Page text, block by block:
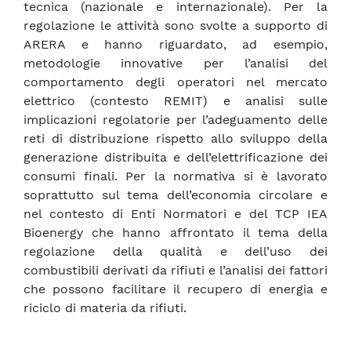
tecnica (nazionale e internazionale). Per la
regolazione le attività sono svolte a supporto di
ARERA e hanno riguardato, ad esempio,
metodologie innovative per l’analisi del
comportamento degli operatori nel mercato
elettrico (contesto REMIT) e analisi sulle
implicazioni regolatorie per l’adeguamento delle
reti di distribuzione rispetto allo sviluppo della
generazione distribuita e dell’elettrificazione dei
consumi finali. Per la normativa si è lavorato
soprattutto sul tema dell’economia circolare e
nel contesto di Enti Normatori e del TCP IEA
Bioenergy che hanno affrontato il tema della
regolazione della qualità e dell’uso dei
combustibili derivati da rifiuti e l’analisi dei fattori
che possono facilitare il recupero di energia e
riciclo di materia da rifiuti.